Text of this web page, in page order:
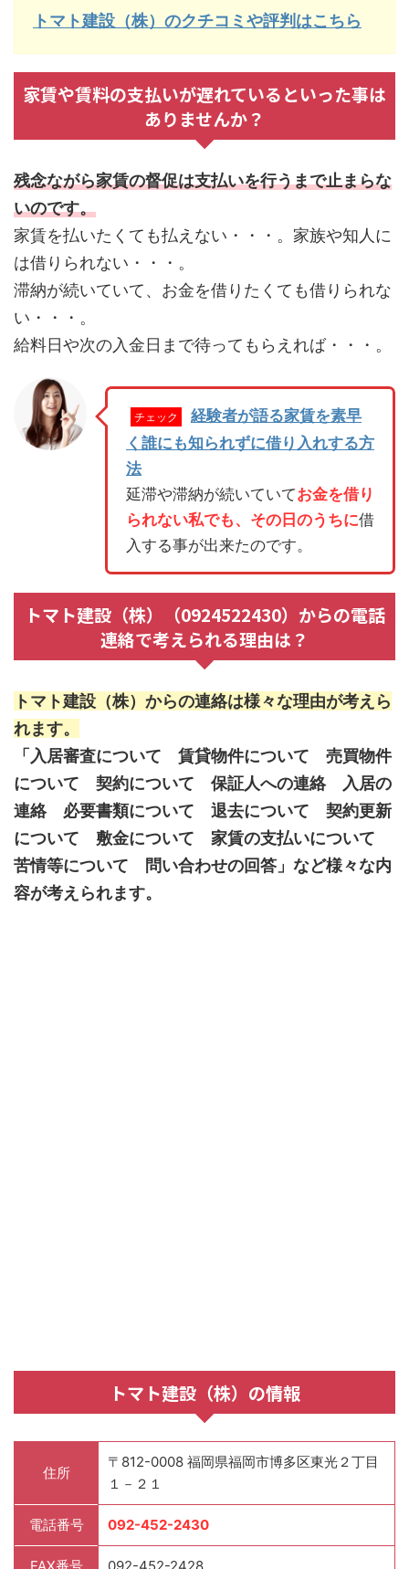
トマト建設（株）のクチコミや評判はこちら
家賃や賃料の支払いが遅れているといった事は
ありませんか？
残念ながら家賃の督促は支払いを行うまで止まらな
いのです。
家賃を払いたくても払えない・・・。家族や知人に
は借りられない・・・。
滞納が続いていて、お金を借りたくても借りられな
い・・・。
給料日や次の入金日まで待ってもらえれば・・・。
チェック
経験者が語る家賃を素早
く誰にも知られずに借り入れする方
法
延滞や滞納が続いていてお金を借り
られない私でも、その日のうちに借
入する事が出来たのです。
トマト建設（株）（0924522430）からの電話
連絡で考えられる理由は？
トマト建設（株）からの連絡は様々な理由が考えら
れます。
「入居審査について 賃貸物件について 売買物件
について 契約について 保証人への連絡 入居の
連絡 必要書類について 退去について 契約更新
について 敷金について 家賃の支払いについて
苦情等について 問い合わせの回答」など様々な内
容が考えられます。
トマト建設（株）の情報
住所
〒812-0008 福岡県福岡市博多区東光２丁目
１－２１
電話番号 092-452-2430